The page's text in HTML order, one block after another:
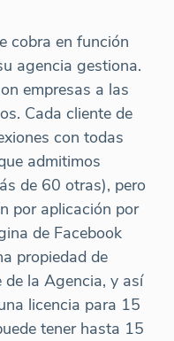
cobra en función
agencia gestiona.
empresas a las
Cada cliente de
con todas
admitimos
de 60 otras), pero
por aplicación por
de Facebook
propiedad de
la Agencia, y así
licencia para 15
tener hasta 15